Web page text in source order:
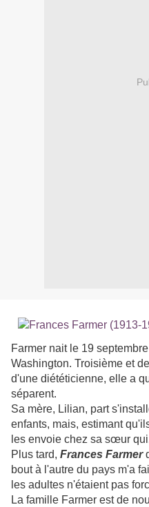
Farmer nait le 19
Washington. Troisième et
d'une diététicienne, elle a
séparent.
Sa mère, Lilian, part
enfants, mais, estimant
les envoie chez sa sœur
Plus tard, Frances Farmer
bout à l'autre du pays m'a
les adultes n'étaient pas
La famille Farmer est de